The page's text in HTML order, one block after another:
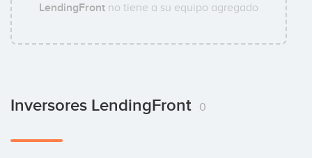
LendingFront no tiene a su equipo agregado
Inversores LendingFront 0